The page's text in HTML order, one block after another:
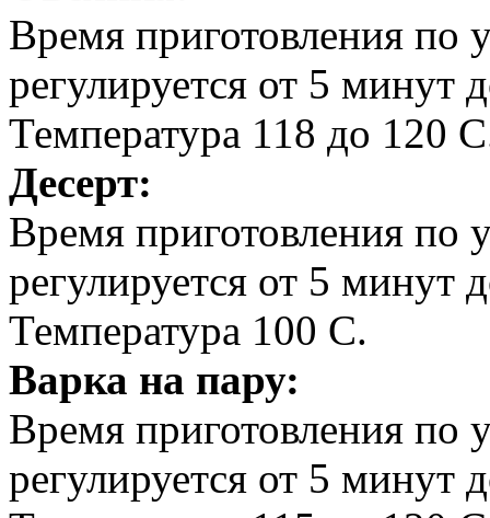
Время приготовления
регулируется от 5 минут
Температура 118 до 120
Десерт:
Время приготовления по
регулируется от 5 минут
Температура 100 С.
Варка на пару:
Время приготовления
регулируется от 5 минут